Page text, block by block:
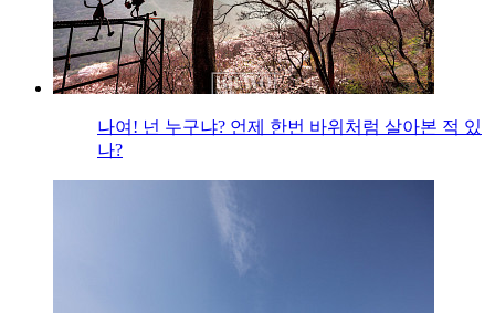
나여! 넌 누구냐? 언제 한번 바위처럼 살아본 적 있
나?